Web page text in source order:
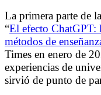
La primera parte de
“El efecto ChatGPT:
métodos de
Times en enero de
experiencias de
sirvió de punto de